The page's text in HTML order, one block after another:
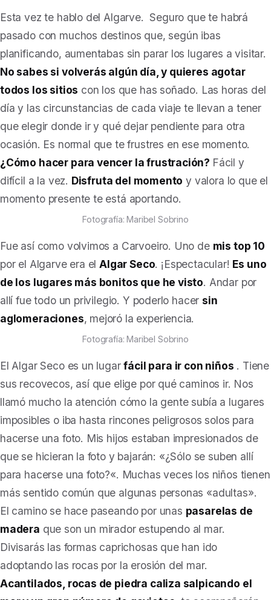
Esta vez te hablo del Algarve. Seguro que te habrá
pasado con muchos destinos que, según ibas
planificando, aumentabas sin parar los lugares a visitar.
No sabes si volverás algún día, y quieres agotar
todos los sitios con los que has soñado. Las horas del
día y las circunstancias de cada viaje te llevan a tener
que elegir donde ir y qué dejar pendiente para otra
ocasión. Es normal que te frustres en ese momento.
¿Cómo hacer para vencer la frustración? Fácil y
difícil a la vez. Disfruta del momento y valora lo que el
momento presente te está aportando.
Fotografía: Maribel Sobrino
Fue así como volvimos a Carvoeiro. Uno de mis top 10
por el Algarve era elAlgar Seco. ¡Espectacular! Es uno
de los lugares más bonitos que he visto. Andar por
allí fue todo un privilegio. Y poderlo hacersin
aglomeraciones, mejoró la experiencia.
Fotografía: Maribel Sobrino
El Algar Seco es un lugarfácil para ir con niños . Tiene
sus recovecos, así que elige por qué caminos ir. Nos
llamó mucho la atención cómo la gente subía a lugares
imposibles o iba hasta rincones peligrosos solos para
hacerse una foto. Mis hijos estaban impresionados de
que se hicieran la foto y bajarán: «¿Sólo se suben allí
para hacerse una foto?«. Muchas veces los niños tienen
más sentido común que algunas personas «adultas».
El camino se hace paseando por unas pasarelas de
madera que son un mirador estupendo al mar.
Divisarás las formas caprichosas que han ido
adoptando las rocas por la erosión del mar.
Acantilados, rocas de piedra caliza salpicando el